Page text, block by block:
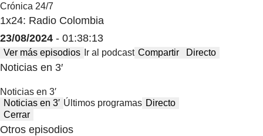
Crónica 24/7
1x24: Radio Colombia
23/08/2024 - 01:38:13
Ver más episodios Ir al podcast Compartir Directo
Noticias en 3′
Noticias en 3′
Noticias en 3′ Últimos programas Directo
Cerrar
Otros episodios